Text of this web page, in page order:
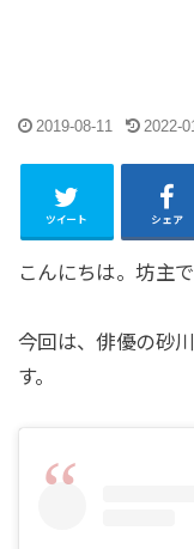
2019-08-11 2022-
ツイート シェア
こんにちは。坊主で
今回は、俳優の砂
す。